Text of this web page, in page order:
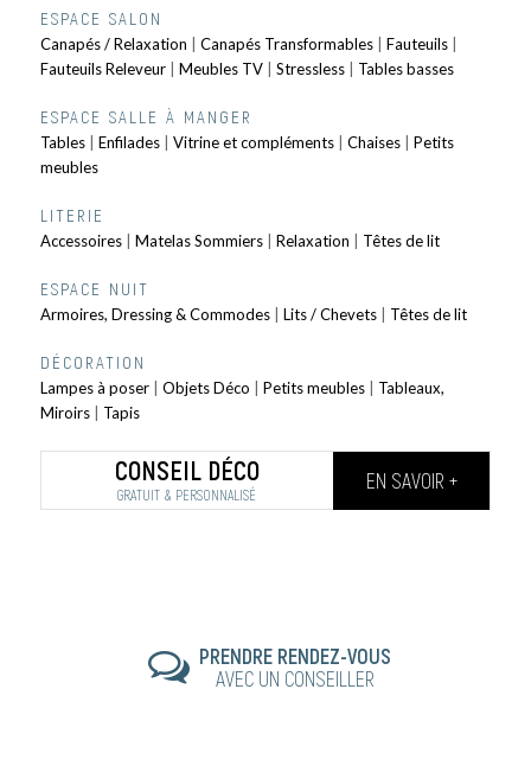
ESPACE SALON
Canapés / Relaxation Canapés Transformables| Fauteuils|
Fauteuils Releveur| Meubles TV| Stressless| Tables basses
ESPACE SALLE À MANGER
Tables| Enfilades| Vitrine et compléments| Chaises| Petits
meubles
LITERIE
Accessoires| Matelas Sommiers| Relaxation Têtes de lit
ESPACE NUIT
Armoires, Dressing & Commodes| Lits / Chevets| Têtes de lit
DÉCORATION
Lampes à poser| Objets Déco Petits meubles| Tableaux,
Miroirs| Tapis
CONSEIL DÉCO
GRATUIT & PERSONNALISÉ
EN SAVOIR +
PRENDRE RENDEZ-VOUS
AVEC UN CONSEILLER